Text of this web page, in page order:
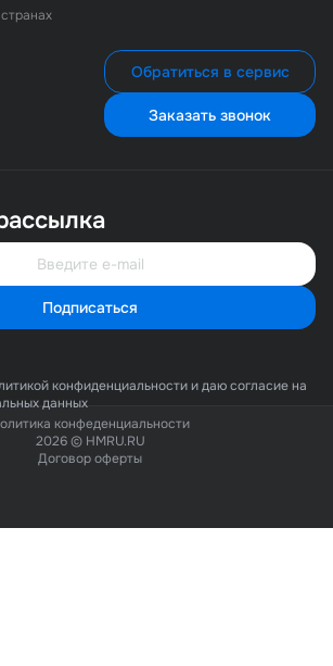
Обратиться в сервис
Заказать звонок
конфиденциальности и даю согласие на
данных
Подписаться
конфеденциальности
2026 © HMRU.RU
Договор оферты